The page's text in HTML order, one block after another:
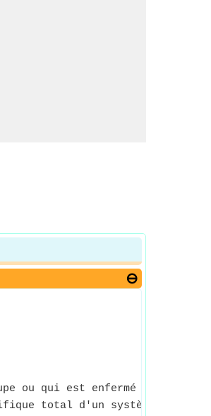
ou qui est enfermé dans un
total d'un système.